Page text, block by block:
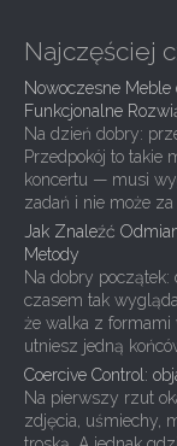
Najczęściej
Nowoczesne
Funkcjonalne
Na dzień dobry:
Przedpokój to takie
koncertu — musi
zadań i nie może za
Jak Znaleźć
Metody
Na dobry początek:
czasem tak
że walka z
utniesz jedną
Coercive Control:
Na pierwszy rzut
zdjęcia, uśmiechy,